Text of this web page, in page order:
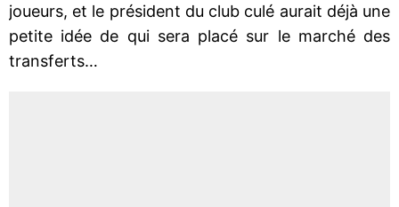
joueurs, et le président du club culé aurait déjà une
petite idée de qui sera placé sur le marché des
transferts…